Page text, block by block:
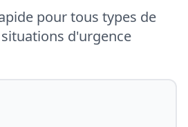
pour tous types de
d'urgence